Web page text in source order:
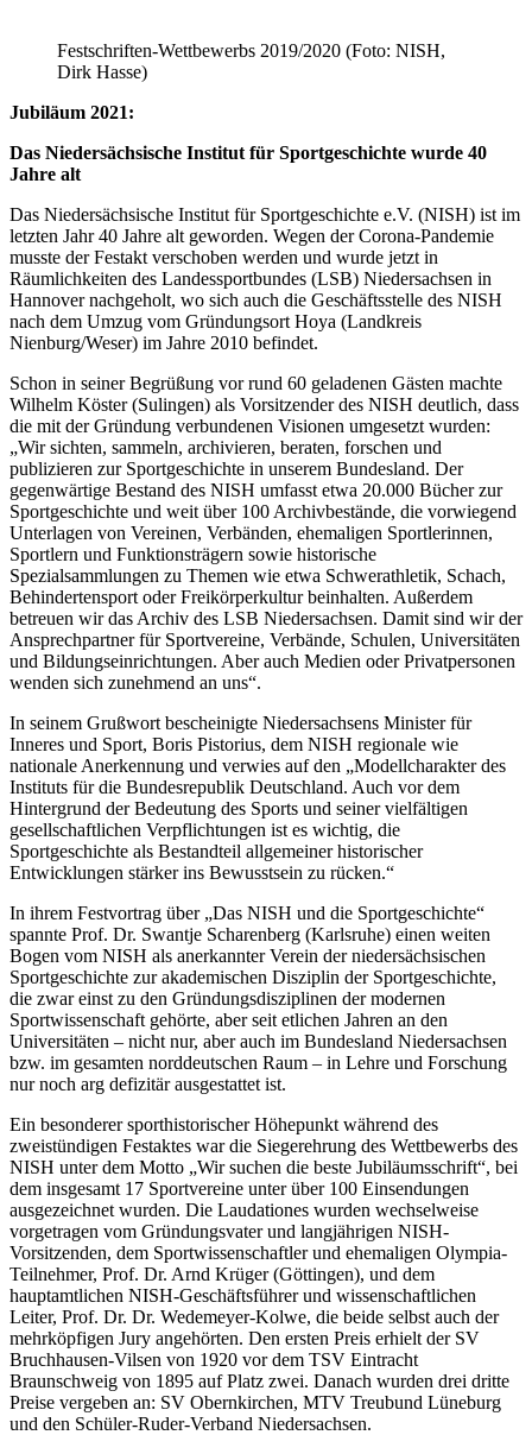
Festschriften-Wettbewerbs 2019/2020 (Foto: NISH,
Dirk Hasse)
Jubiläum 2021:
Das Niedersächsische Institut für Sportgeschichte wurde 40
Jahre alt
Das Niedersächsische Institut für Sportgeschichte e.V. (NISH) ist im
letzten Jahr 40 Jahre alt geworden. Wegen der Corona-Pandemie
musste der Festakt verschoben werden und wurde jetzt in
Räumlichkeiten des Landessportbundes (LSB) Niedersachsen in
Hannover nachgeholt, wo sich auch die Geschäftsstelle des NISH
nach dem Umzug vom Gründungsort Hoya (Landkreis
Nienburg/Weser) im Jahre 2010 befindet.
Schon in seiner Begrüßung vor rund 60 geladenen Gästen machte
Wilhelm Köster (Sulingen) als Vorsitzender des NISH deutlich, dass
die mit der Gründung verbundenen Visionen umgesetzt wurden:
„Wir sichten, sammeln, archivieren, beraten, forschen und
publizieren zur Sportgeschichte in unserem Bundesland. Der
gegenwärtige Bestand des NISH umfasst etwa 20.000 Bücher zur
Sportgeschichte und weit über 100 Archivbestände, die vorwiegend
Unterlagen von Vereinen, Verbänden, ehemaligen Sportlerinnen,
Sportlern und Funktionsträgern sowie historische
Spezialsammlungen zu Themen wie etwa Schwerathletik, Schach,
Behindertensport oder Freikörperkultur beinhalten. Außerdem
betreuen wir das Archiv des LSB Niedersachsen. Damit sind wir der
Ansprechpartner für Sportvereine, Verbände, Schulen, Universitäten
und Bildungseinrichtungen. Aber auch Medien oder Privatpersonen
wenden sich zunehmend an uns“.
In seinem Grußwort bescheinigte Niedersachsens Minister für
Inneres und Sport, Boris Pistorius, dem NISH regionale wie
nationale Anerkennung und verwies auf den „Modellcharakter des
Instituts für die Bundesrepublik Deutschland. Auch vor dem
Hintergrund der Bedeutung des Sports und seiner vielfältigen
gesellschaftlichen Verpflichtungen ist es wichtig, die
Sportgeschichte als Bestandteil allgemeiner historischer
Entwicklungen stärker ins Bewusstsein zu rücken.“
In ihrem Festvortrag über „Das NISH und die Sportgeschichte“
spannte Prof. Dr. Swantje Scharenberg (Karlsruhe) einen weiten
Bogen vom NISH als anerkannter Verein der niedersächsischen
Sportgeschichte zur akademischen Disziplin der Sportgeschichte,
die zwar einst zu den Gründungsdisziplinen der modernen
Sportwissenschaft gehörte, aber seit etlichen Jahren an den
Universitäten – nicht nur, aber auch im Bundesland Niedersachsen
bzw. im gesamten norddeutschen Raum – in Lehre und Forschung
nur noch arg defizitär ausgestattet ist.
Ein besonderer sporthistorischer Höhepunkt während des
zweistündigen Festaktes war die Siegerehrung des Wettbewerbs des
NISH unter dem Motto „Wir suchen die beste Jubiläumsschrift“, bei
dem insgesamt 17 Sportvereine unter über 100 Einsendungen
ausgezeichnet wurden. Die Laudationes wurden wechselweise
vorgetragen vom Gründungsvater und langjährigen NISH-
Vorsitzenden, dem Sportwissenschaftler und ehemaligen Olympia-
Teilnehmer, Prof. Dr. Arnd Krüger (Göttingen), und dem
hauptamtlichen NISH-Geschäftsführer und wissenschaftlichen
Leiter, Prof. Dr. Dr. Wedemeyer-Kolwe, die beide selbst auch der
mehrköpfigen Jury angehörten. Den ersten Preis erhielt der SV
Bruchhausen-Vilsen von 1920 vor dem TSV Eintracht
Braunschweig von 1895 auf Platz zwei. Danach wurden drei dritte
Preise vergeben an: SV Obernkirchen, MTV Treubund Lüneburg
und den Schüler-Ruder-Verband Niedersachsen.